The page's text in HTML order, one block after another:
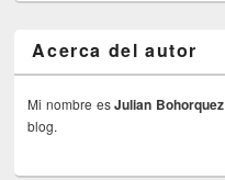
Acerca del autor
Mi nombre esJulian Bohorquez
blog.